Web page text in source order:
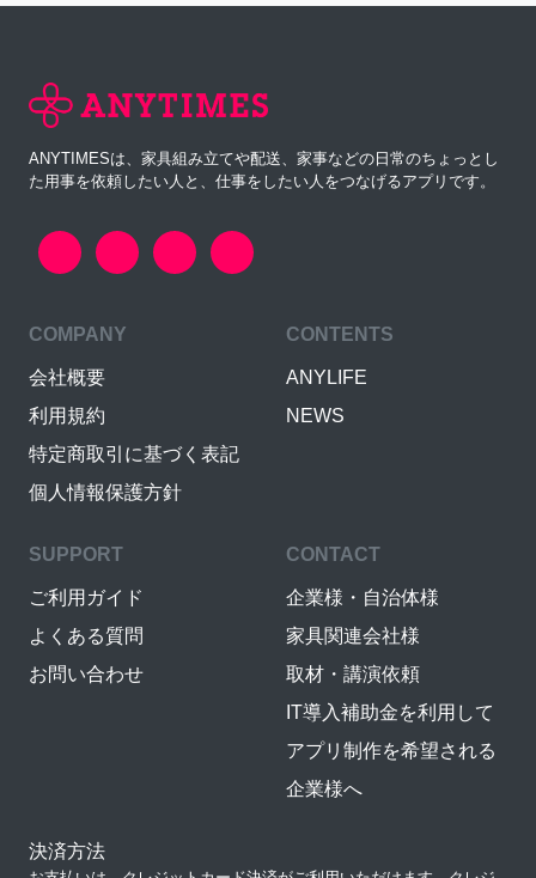
ANYTIMESは、家具組み立てや配送、家事などの日常のちょっとし
た用事を依頼したい人と、仕事をしたい人をつなげるアプリです。
COMPANY
会社概要
利用規約
特定商取引に基づく表記
個人情報保護方針
CONTENTS
ANYLIFE
NEWS
SUPPORT
ご利用ガイド
よくある質問
お問い合わせ
CONTACT
企業様・自治体様
家具関連会社様
取材・講演依頼
IT導入補助金を利用して
アプリ制作を希望される
企業様へ
決済方法